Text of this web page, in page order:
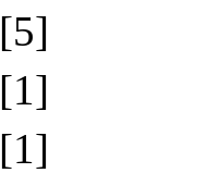
[5]
[1]
[1]